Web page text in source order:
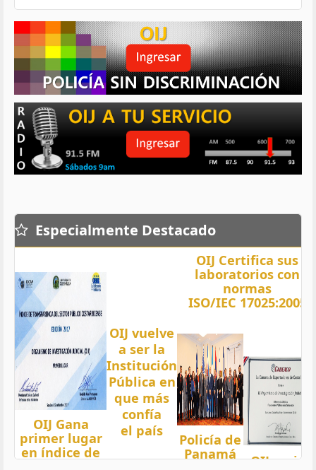
Especialmente Destacado
OIJ Gana
primer lugar
en índice de
OIJ vuelve
a ser la
Institución
Pública en
que más
confía
el país
OIJ Certifica sus
laboratorios con
normas
ISO/IEC 17025:2005
Policía de
Panamá
OIJ mejor